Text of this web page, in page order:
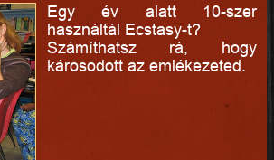
Egy év alatt 10-szer
használtál Ecstasy-t?
Számíthatsz rá, hogy
károsodott az emlékezeted.